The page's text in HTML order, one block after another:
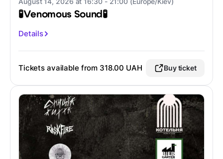
🧪Venomous Sound🧪
Details
Tickets available from 318.00 UAH Buy ticket